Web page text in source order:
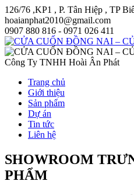
126/76 ,KP1 , P. Tân Hiệp , TP
hoaianphat2010@gmail.com
0907 880 816 - 0971 026 411
Công Ty TNHH Hoài Ân Phát
Trang chủ
Giới thiệu
Sản phẩm
Dự án
Tin tức
Liên hệ
SHOWROOM
PHẨM